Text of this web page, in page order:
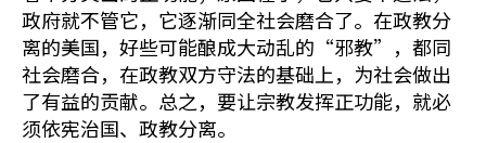
政府就不管它，它逐渐同全社会磨合了。在政教分
离的美国，好些可能酿成大动乱的“邪教”，都同
社会磨合，在政教双方守法的基础上，为社会做出
了有益的贡献。总之，要让宗教发挥正功能，就必
须依宪治国、政教分离。